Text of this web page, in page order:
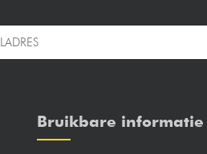
Bruikbare informatie